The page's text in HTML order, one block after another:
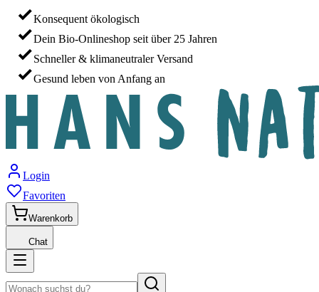
Konsequent ökologisch
Dein Bio-Onlineshop seit über 25 Jahren
Schneller & klimaneutraler Versand
Gesund leben von Anfang an
Login
Favoriten
Warenkorb
Chat